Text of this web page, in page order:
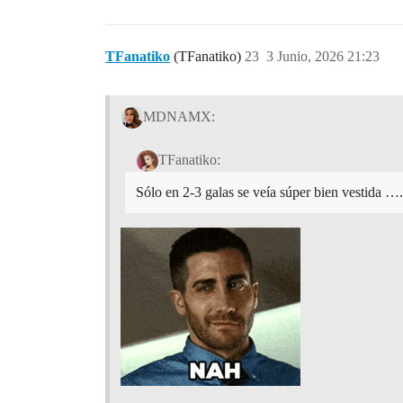
TFanatiko (TFanatiko) 3 Junio, 2026 21:23
23
MDNAMX:
TFanatiko:
Sólo en 2-3 galas se veía súper bien vestida